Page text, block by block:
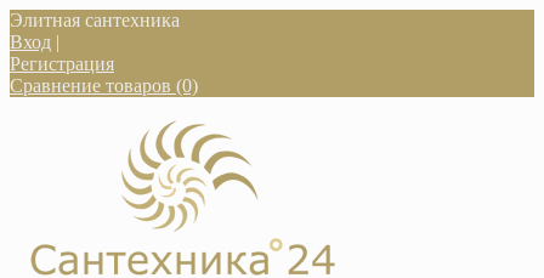
Элитная сантехника
Вход |
Регистрация
Сравнение товаров (0)